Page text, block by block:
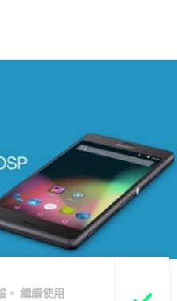
。 繼續使用
AOSP Android 5.0